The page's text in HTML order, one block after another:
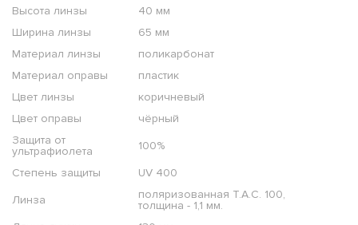
Высота линзы
40 мм
Ширина линзы
65 мм
Материал линзы
поликарбонат
Материал оправы
пластик
Цвет линзы
коричневый
Цвет оправы
чёрный
Защита от
ультрафиолета
100%
Степень защиты
UV 400
Линза
поляризованная T.A.C. 100,
толщина - 1,1 мм.